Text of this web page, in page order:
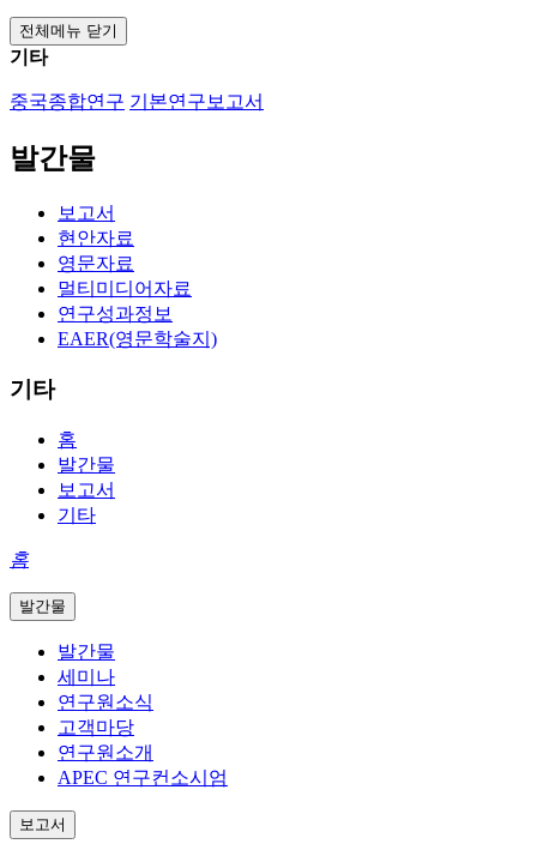
전체메뉴 닫기
기타
중국종합연구 기본연구보고서
발간물
보고서
현안자료
영문자료
멀티미디어자료
연구성과정보
EAER(영문학술지)
기타
홈
발간물
보고서
기타
홈
발간물
발간물
세미나
연구원소식
고객마당
연구원소개
APEC 연구컨소시엄
보고서